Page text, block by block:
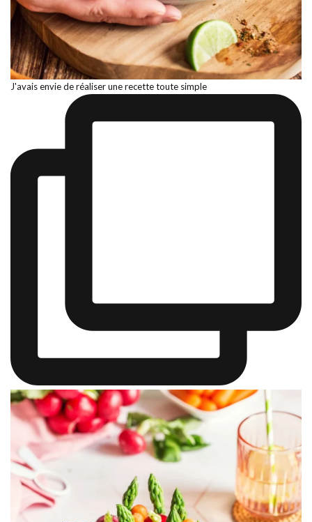
J'avais envie de réaliser une recette toute simple